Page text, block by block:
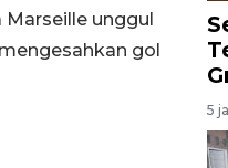
unggul
gol
5